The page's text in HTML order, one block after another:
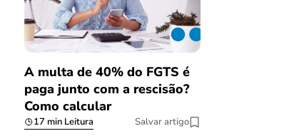
A multa de 40% do FGTS é
paga junto com a rescisão?
Como calcular
17 min Leitura Salvar artigo